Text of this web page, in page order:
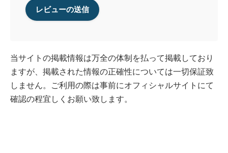
当サイトの掲載情報は万全の体制を払って掲載しており
ますが、掲載された情報の正確性については一切保証致
しません。ご利用の際は事前にオフィシャルサイトにて
確認の程宜しくお願い致します。